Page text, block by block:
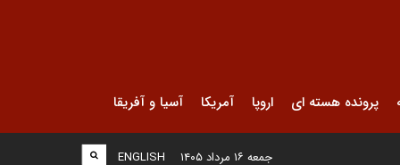
پرونده هسته ای اروپا آمریکا آسیا و آفریقا
ENGLISH جمعه ۱۶ مرداد ۱۴۰۵